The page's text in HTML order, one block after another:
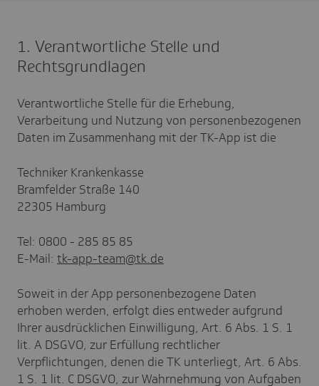
1. Verantwortliche Stelle und
Rechtsgrundlagen
Verantwortliche Stelle für die Erhebung,
Verarbeitung und Nutzung von personenbezogenen
Daten im Zusammenhang mit der TK-App ist die
Techniker Krankenkasse
Bramfelder Straße 140
22305 Hamburg
Tel: 0800 - 285 85 85
E-Mail: tk-app-team@tk.de
Soweit in der App personenbezogene Daten
erhoben werden, erfolgt dies entweder aufgrund
Ihrer ausdrücklichen Einwilligung, Art. 6 Abs. 1 S. 1
lit. A DSGVO, zur Erfüllung rechtlicher
Verpflichtungen, denen die TK unterliegt, Art. 6 Abs.
1 S. 1 lit. C DSGVO, zur Wahrnehmung von Aufgaben